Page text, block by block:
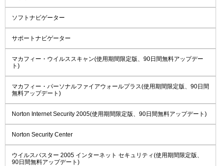
ソフトナビゲーター
サポートナビゲーター
マカフィー・ウイルススキャン(使用期間限定版、90日間無料アップデー
ト)
マカフィー・パーソナルファイアウォールプラス(使用期間限定版、90日間
無料アップデート)
Norton Internet Security 2005(使用期間限定版、90日間無料アップデート)
Norton Security Center
ウイルスバスター 2005 インターネット セキュリティ(使用期間限定版、
90日間無料アップデート)